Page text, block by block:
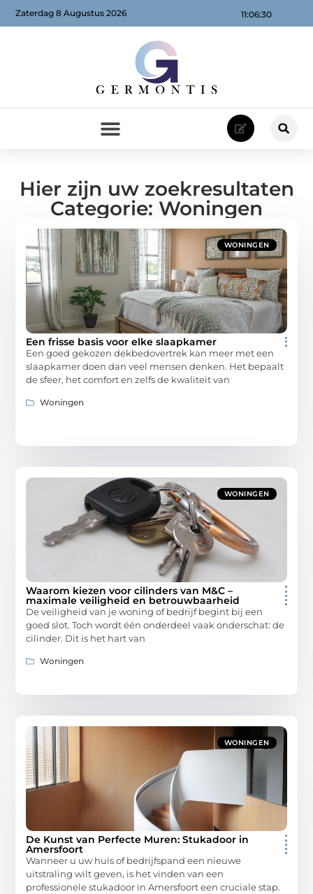
11:06:31
Zaterdag 8 Augustus 2026
Hier zijn uw zoekresultaten
Categorie: Woningen
WONINGEN
Een frisse basis voor elke slaapkamer
Een goed gekozen dekbedovertrek kan meer met een
slaapkamer doen dan veel mensen denken. Het bepaalt
de sfeer, het comfort en zelfs de kwaliteit van
Woningen
WONINGEN
Waarom kiezen voor cilinders van M&C –
maximale veiligheid en betrouwbaarheid
De veiligheid van je woning of bedrijf begint bij een
goed slot. Toch wordt één onderdeel vaak onderschat: de
cilinder. Dit is het hart van
Woningen
WONINGEN
De Kunst van Perfecte Muren: Stukadoor in
Amersfoort
Wanneer u uw huis of bedrijfspand een nieuwe
uitstraling wilt geven, is het vinden van een
professionele stukadoor in Amersfoort een cruciale stap.